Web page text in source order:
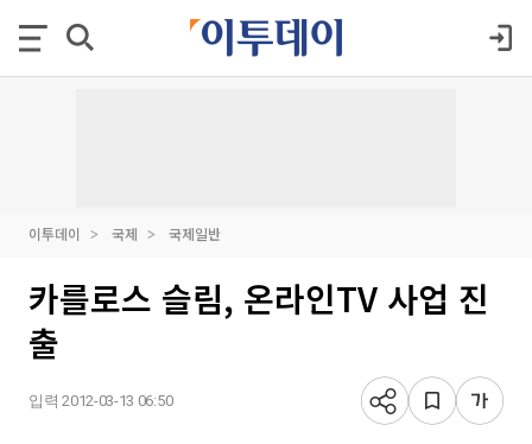
이투데이 국제 국제일반
카를로스 슬림, 온라인TV 사업 진
출
입력 2012-03-13 06:50